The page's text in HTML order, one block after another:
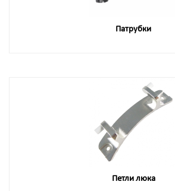
Патрубки
Петли люка